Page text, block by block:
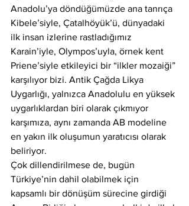
Anadolu’ya döndüğümüzde ana tanrıça
Kibele’siyle, Çatalhöyük’ü, dünyadaki
ilk insan izlerine rastladığımız
Karain’iyle, Olympos’uyla, örnek kent
Priene’siyle etkileyici bir “ilkler mozaiği”
karşılıyor bizi. Antik Çağda Likya
Uygarlığı, yalnızca Anadolulu en yüksek
uygarlıklardan biri olarak çıkmıyor
karşımıza, aynı zamanda AB modeline
en yakın ilk oluşumun yaratıcısı olarak
beliriyor.
Çok dillendirilmese de, bugün
Türkiye’nin dahil olabilmek için
kapsamlı bir dönüşüm sürecine girdiği